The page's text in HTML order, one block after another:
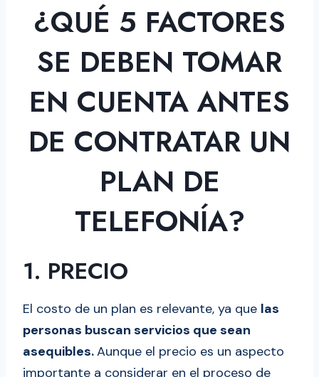
¿QUÉ 5 FACTORES
SE DEBEN TOMAR
EN CUENTA ANTES
DE CONTRATAR UN
PLAN DE
TELEFONÍA?
1. PRECIO
El costo de un plan es relevante, ya que las
personas buscan servicios que sean
asequibles.Aunque el precio es un aspecto
importante a considerar en el proceso de